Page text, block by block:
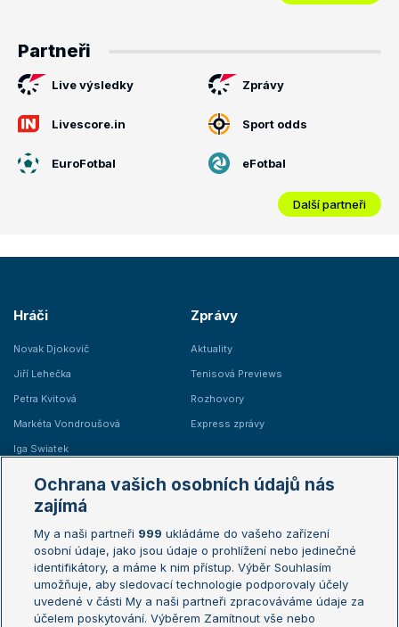
Partneři
Live výsledky Zprávy
Livescore.in Sport odds
EuroFotbal eFotbal
Další partneři
Hráči
Novak Djokovič
Jiří Lehečka
Petra Kvitová
Markéta Vondroušová
Iga Swiatek
Zprávy
Aktuality
Tenisová Previews
Rozhovory
Express zprávy
Žebříčky
Žebříček ATP (muži)
Žebříček WTA (ženy)
Sázkařský žebříček
Australian Open
French Open
Wimbledon
US Open
Ochrana vašich osobních údajů nás
zajímá
My a naši partneři 999 ukládáme do vašeho zařízení
osobní údaje, jako jsou údaje o prohlížení nebo jedinečné
identifikátory, a máme k nim přístup. Výběr Souhlasím
umožňuje, aby sledovací technologie podporovaly účely
uvedené v části My a naši partneři zpracováváme údaje za
účelem poskytování. Výběrem Zamítnout vše nebo